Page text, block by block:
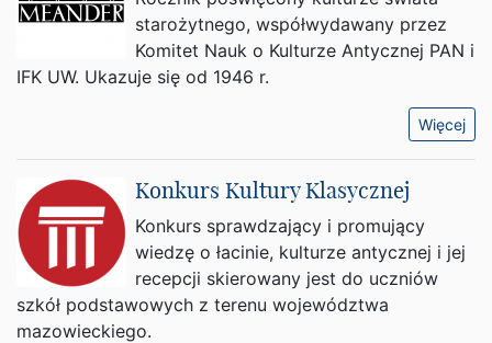
starożytnego, współwydawany przez
Komitet Nauk o Kulturze Antycznej PAN i
IFK UW. Ukazuje się od 1946 r.
Więcej
Konkurs Kultury Klasycznej
Konkurs sprawdzający i promujący
wiedzę o łacinie, kulturze antycznej i jej
recepcji skierowany jest do uczniów
szkół podstawowych z terenu województwa
mazowieckiego.